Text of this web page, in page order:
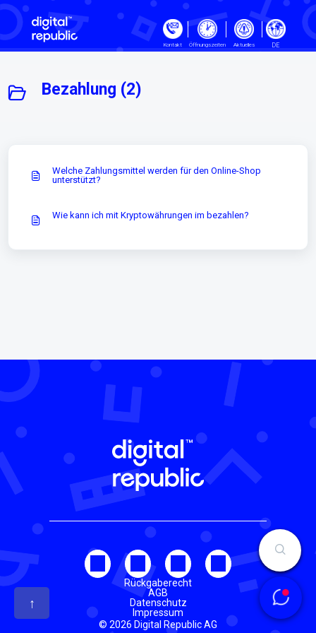
Zum hauptsächlichen Inhalt gehen
Kontakt Öffnungszeiten Aktuelles DE
Bezahlung (2)
Welche Zahlungsmittel werden für den Online-Shop
unterstützt?
Wie kann ich mit Kryptowährungen im bezahlen?
↑
Rückgaberecht
AGB
Datenschutz
Impressum
© 2026 Digital Republic AG